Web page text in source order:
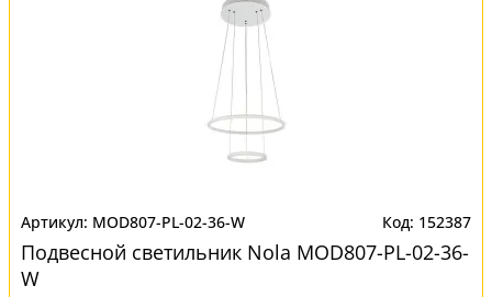
MOD807-PL-02-36-W 152387
Подвесной светильник Nola MOD807-PL-02-36-
W